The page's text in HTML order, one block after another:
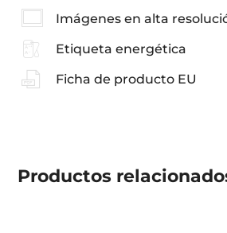
Imágenes en alta
Etiqueta energética
Ficha de producto EU
Productos